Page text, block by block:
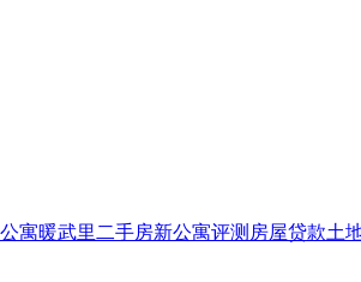
寓暖武里二手房新公寓评测房屋贷款土